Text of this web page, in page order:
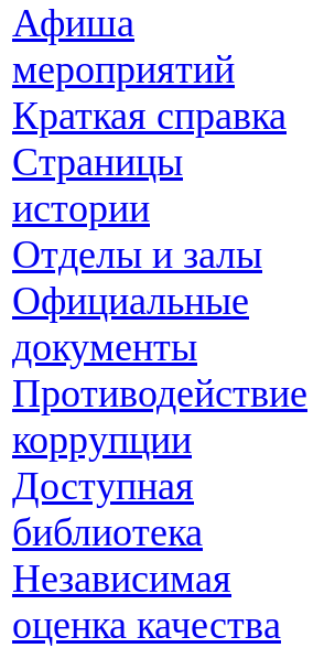
Афиша
мероприятий
Краткая справка
Страницы
истории
Отделы и залы
Официальные
документы
Противодействие
коррупции
Доступная
библиотека
Независимая
оценка качества